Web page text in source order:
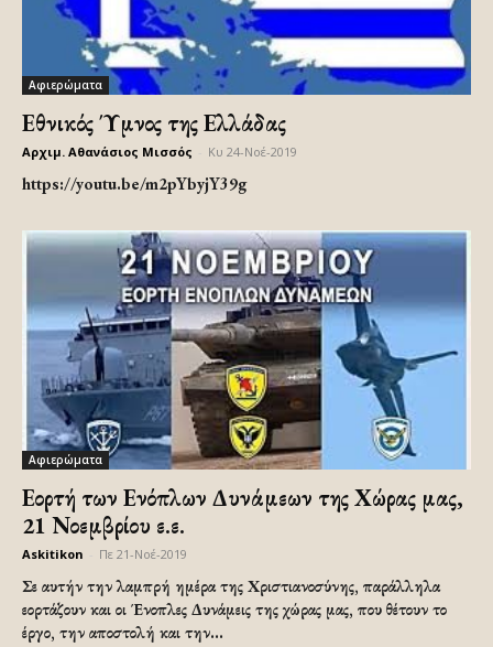
Αφιερώματα
Εθνικός Ύμνος της Ελλάδας
Αρχιμ. Αθανάσιος Μισσός Κυ 24-Νοέ-2019
https://youtu.be/m2pYbyjY39g
Αφιερώματα
Εορτή των Ενόπλων Δυνάμεων της Χώρας μας,
21 Νοεμβρίου ε.ε.
Askitikon Πε 21-Νοέ-2019
Σε αυτήν την λαμπρή ημέρα της Χριστιανοσύνης, παράλληλα
εορτάζουν και οι Ένοπλες Δυνάμεις της χώρας μας, που θέτουν το
έργο, την αποστολή και την...